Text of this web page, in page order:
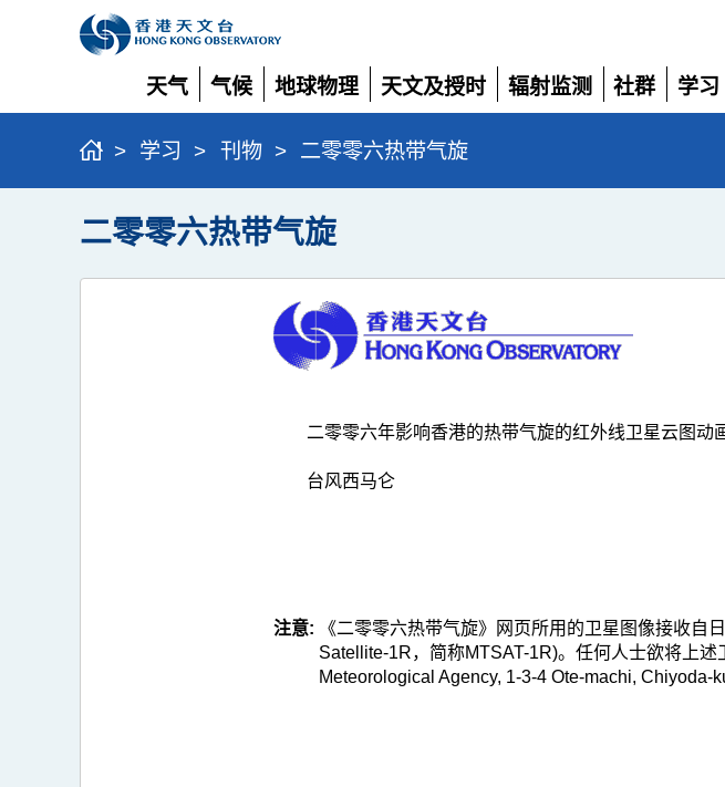
天气
展
开
气候
展
开
地球物理
展
开
天文及授时
展
开
辐射监测
展
社群
展
学习
展
> 学习 > 刊物 > 二零零六热带气旋
二零零六热带气旋
二零零六年影响香港的热带气旋的红外线卫星云图动
台风西马仑
注意:
《二零零六热带气旋》网页所用的卫星图像接收自
Satellite-1R，简称MTSAT-1R)。任何人士欲将上
Meteorological Agency, 1-3-4 Ote-machi, Chiyoda-